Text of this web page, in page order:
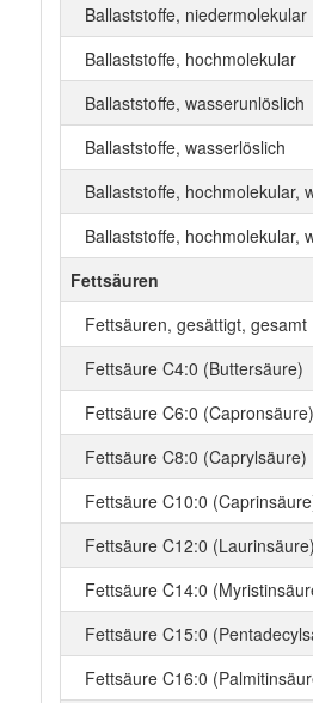
Ballaststoffe, niedermolekular
Ballaststoffe, hochmolekular
Ballaststoffe, wasserunlöslich
Ballaststoffe, wasserlöslich
Ballaststoffe, hochmolekular,
Ballaststoffe, hochmolekular,
Fettsäuren
Fettsäuren, gesättigt, gesamt
Fettsäure C4:0 (Buttersäure)
Fettsäure C6:0 (Capronsäure)
Fettsäure C8:0 (Caprylsäure)
Fettsäure C10:0
Fettsäure C12:0 (Laurinsäure)
Fettsäure C14:0
Fettsäure C15:0
Fettsäure C16:0